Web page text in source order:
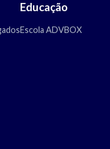
Educação
Escola ADVBOX